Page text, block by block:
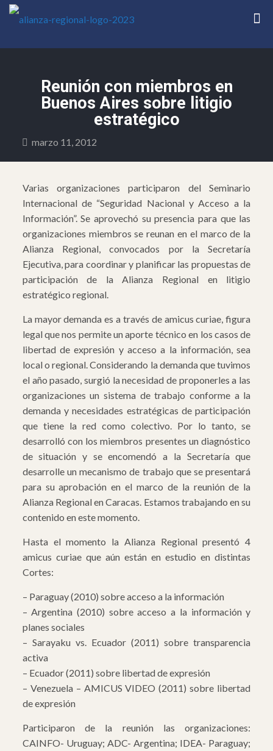
Reunión con miembros en
Buenos Aires sobre litigio
estratégico
marzo 11, 2012
Varias organizaciones participaron del Seminario
Internacional de “Seguridad Nacional y Acceso a la
Información”. Se aprovechó su presencia para que las
organizaciones miembros se reunan en el marco de la
Alianza Regional, convocados por la Secretaría
Ejecutiva, para coordinar y planificar las propuestas de
participación de la Alianza Regional en litigio
estratégico regional.
La mayor demanda es a través de amicus curiae, figura
legal que nos permite un aporte técnico en los casos de
libertad de expresión y acceso a la información, sea
local o regional. Considerando la demanda que tuvimos
el año pasado, surgió la necesidad de proponerles a las
organizaciones un sistema de trabajo conforme a la
demanda y necesidades estratégicas de participación
que tiene la red como colectivo. Por lo tanto, se
desarrolló con los miembros presentes un diagnóstico
de situación y se encomendó a la Secretaría que
desarrolle un mecanismo de trabajo que se presentará
para su aprobación en el marco de la reunión de la
Alianza Regional en Caracas. Estamos trabajando en su
contenido en este momento.
Hasta el momento la Alianza Regional presentó 4
amicus curiae que aún están en estudio en distintas
Cortes:
– Paraguay (2010) sobre acceso a la información
– Argentina (2010) sobre acceso a la información y
planes sociales
– Sarayaku vs. Ecuador (2011) sobre transparencia
activa
– Ecuador (2011) sobre libertad de expresión
– Venezuela – AMICUS VIDEO (2011) sobre libertad
de expresión
Participaron de la reunión las organizaciones:
CAINFO- Uruguay; ADC- Argentina; IDEA- Paraguay;